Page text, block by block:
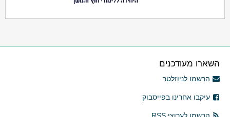
השארו מעודכנים
הרשמו לניוזלטר
עיקבו אחרינו בפייסבוק